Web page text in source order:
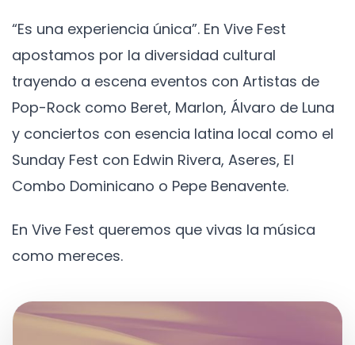
“Es una experiencia única”. En Vive Fest
apostamos por la diversidad cultural
trayendo a escena eventos con Artistas de
Pop-Rock como Beret, Marlon, Álvaro de Luna
y conciertos con esencia latina local como el
Sunday Fest con Edwin Rivera, Aseres, El
Combo Dominicano o Pepe Benavente.
En Vive Fest queremos que vivas la música
como mereces.